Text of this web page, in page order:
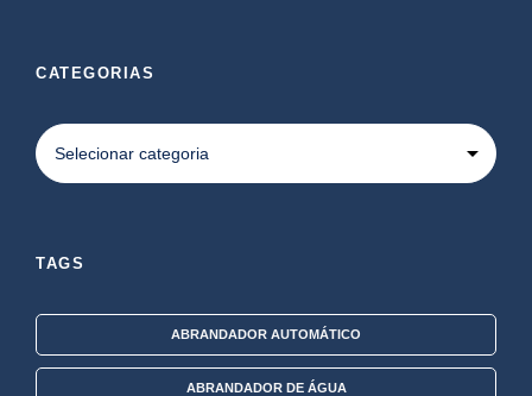
CATEGORIAS
TAGS
ABRANDADOR AUTOMÁTICO
ABRANDADOR DE ÁGUA